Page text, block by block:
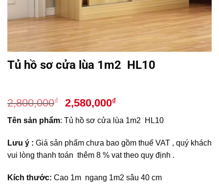
Tủ hồ sơ cửa lùa 1m2 HL10
2,800,000₫
Giá
gốc
là:
2,800,000₫.
2,580,000₫Giá
hiện
tại
là:
2,580,000₫.
Tên sản phẩm: Tủ hồ sơ cửa lùa 1m2 HL10
Lưu ý : Giá sản phẩm chưa bao gồm thuế VAT , quý khách
vui lòng thanh toán thêm 8 % vat theo quy định .
Kích thước: Cao 1m ngang 1m2 sâu 40 cm